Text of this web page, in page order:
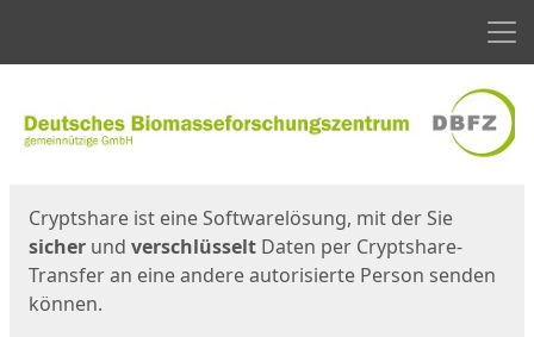
Cryptshare ist eine Softwarelösung, mit der Sie
sicher und verschlüsselt Daten per Cryptshare-
Transfer an eine andere autorisierte Person senden
können.